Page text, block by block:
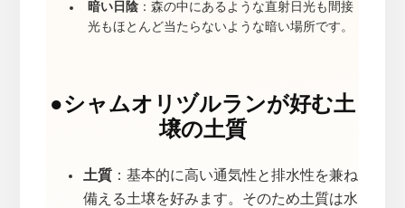
暗い日陰 ：森の中にあるような直射日光も間接
光もほとんど当たらないような暗い場所です。
●シャムオリヅルランが好む土
壌の土質
土質 ：基本的に高い通気性と排水性を兼ね
備える土壌を好みます。そのため土質は水